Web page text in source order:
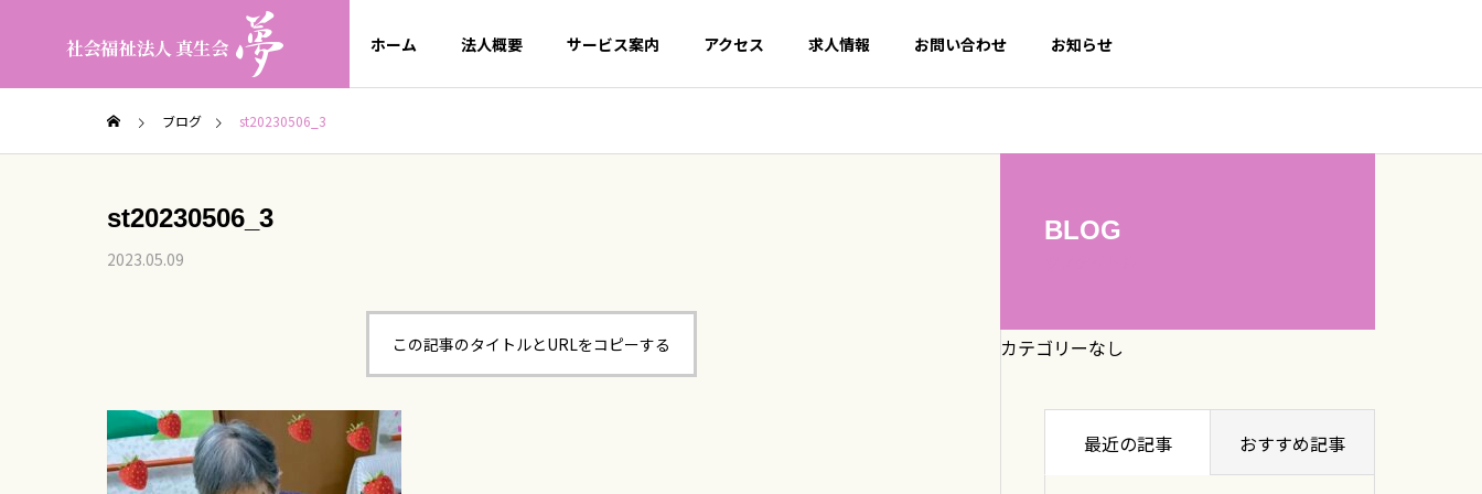
ホーム 法人概要 サービス案内 アクセス 求人情報 お問い合わせ お知らせ
ブログ st20230506_3
st20230506_3
2023.05.09
この記事のタイトルとURLをコピーする
BLOG
カテゴリーなし
最近の記事 おすすめ記事